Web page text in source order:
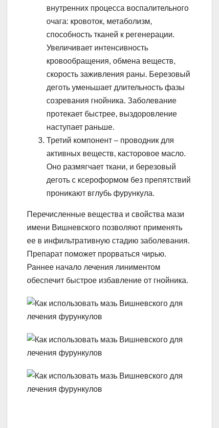
внутренних процесса воспалительного
очага: кровоток, метаболизм,
способность тканей к регенерации.
Увеличивает интенсивность
кровообращения, обмена веществ,
скорость заживления раны. Березовый
деготь уменьшает длительность фазы
созревания гнойника. Заболевание
протекает быстрее, выздоровление
наступает раньше.
Третий компонент – проводник для
активных веществ, касторовое масло.
Оно размягчает ткани, и березовый
деготь с ксероформом без препятствий
проникают вглубь фурункула.
Перечисленные вещества и свойства мази
имени Вишневского позволяют применять
ее в инфильтративную стадию заболевания.
Препарат поможет прорваться чирью.
Раннее начало лечения линиментом
обеспечит быстрое избавление от гнойника.